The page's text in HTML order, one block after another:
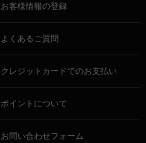
お客様情報の登録
よくあるご質問
クレジットカードでのお支払い
ポイントについて
お問い合わせフォーム